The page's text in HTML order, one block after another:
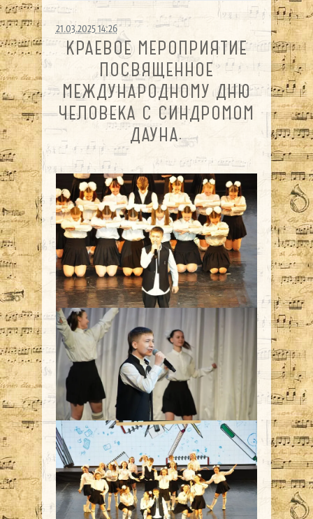
21.03.2025 14:26
КРАЕВОЕ МЕРОПРИЯТИЕ
ПОСВЯЩЕННОЕ
МЕЖДУНАРОДНОМУ ДНЮ
ЧЕЛОВЕКА С СИНДРОМОМ
ДАУНА.